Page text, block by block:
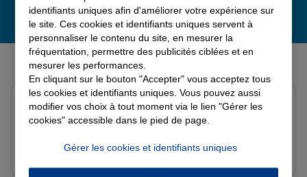
Derniers avis de nos agences Allianz
Le 07/08/2026 - Agence NANTERRE
Merci à Madi pour son écoute et ces conseils précieux.
Yayaya M.
identifiants uniques afin d'améliorer votre expérience sur
le site. Ces cookies et identifiants uniques servent à
personnaliser le contenu du site, en mesurer la
fréquentation, permettre des publicités ciblées et en
mesurer les performances.
En cliquant sur le bouton "Accepter" vous acceptez tous
les cookies et identifiants uniques. Vous pouvez aussi
modifier vos choix à tout moment via le lien "Gérer les
cookies" accessible dans le pied de page.
Gérer les cookies et identifiants uniques